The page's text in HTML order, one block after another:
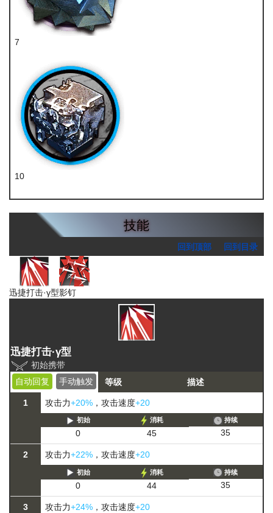
7
10
技能
回到顶部 回到目录
迅捷打击·γ型影钉
迅捷打击·γ型
初始携带
自动回复
手动触发 等级 描述
1 攻击力+20% ，攻击速度+20
初始
0
消耗
45
持续
35
2 攻击力+22% ，攻击速度+20
初始
0
消耗
44
持续
35
3 攻击力+24% ，攻击速度+20